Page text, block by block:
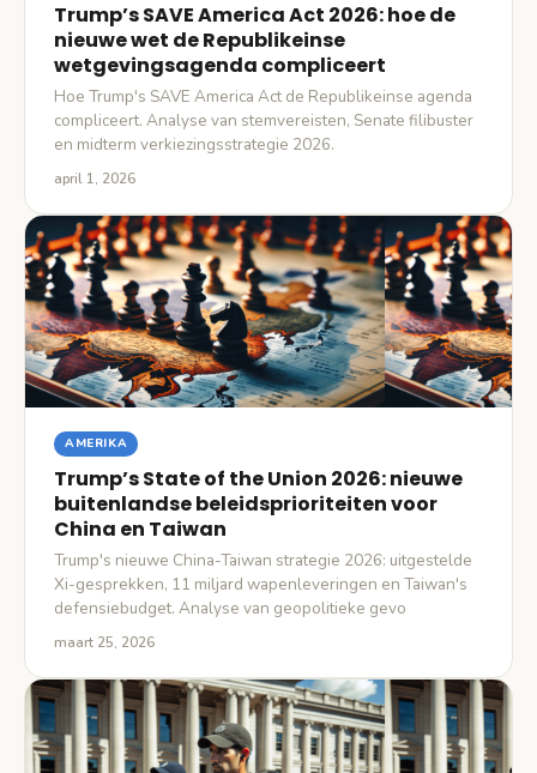
Trump’s SAVE America Act 2026: hoe de
nieuwe wet de Republikeinse
wetgevingsagenda compliceert
Hoe Trump's SAVE America Act de Republikeinse agenda
compliceert. Analyse van stemvereisten, Senate filibuster
en midterm verkiezingsstrategie 2026.
april 1, 2026
AMERIKA
Trump’s State of the Union 2026: nieuwe
buitenlandse beleidsprioriteiten voor
China en Taiwan
Trump's nieuwe China-Taiwan strategie 2026: uitgestelde
Xi-gesprekken, 11 miljard wapenleveringen en Taiwan's
defensiebudget. Analyse van geopolitieke gevo
maart 25, 2026